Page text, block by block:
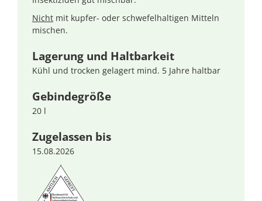
Nichtmit kupfer- oder schwefelhaltigen Mitteln
mischen.
Lagerung und Haltbarkeit
Kühl und trocken gelagert mind. 5 Jahre haltbar
Gebindegröße
20 l
Zugelassen bis
15.08.2026